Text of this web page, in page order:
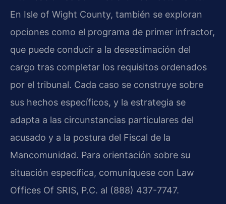
En Isle of Wight County, también se exploran
opciones como el programa de primer infractor,
que puede conducir a la desestimación del
cargo tras completar los requisitos ordenados
por el tribunal. Cada caso se construye sobre
sus hechos específicos, y la estrategia se
adapta a las circunstancias particulares del
acusado y a la postura del Fiscal de la
Mancomunidad. Para orientación sobre su
situación específica, comuníquese con Law
Offices Of SRIS, P.C. al (888) 437-7747.